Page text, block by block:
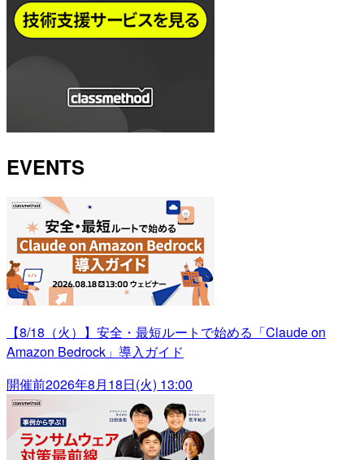
EVENTS
【8/18（火）】安全・最短ルートで始める「Claude on
Amazon Bedrock」導入ガイド
開催前2026年8月18日(火) 13:00